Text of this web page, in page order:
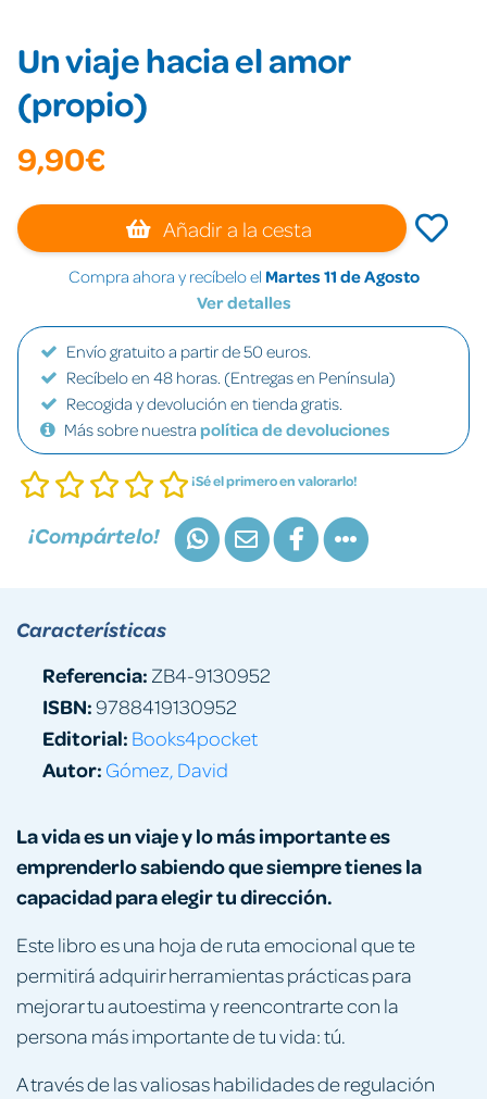
Un viaje hacia el amor
(propio)
9,90€
Añadir a la cesta
Compra ahora y recíbelo el Martes 11 de Agosto
Ver detalles
Envío gratuito a partir de 50 euros.
Recíbelo en 48 horas. (Entregas en Península)
Recogida y devolución en tienda gratis.
Más sobre nuestra política de devoluciones
¡Sé el primero en valorarlo!
¡Compártelo!
La vida es un viaje y lo más importante es
emprenderlo sabiendo que siempre tienes la
capacidad para elegir tu dirección.
Este libro es una hoja de ruta emocional que te
permitirá adquirir herramientas prácticas para
mejorar tu autoestima y reencontrarte con la
persona más importante de tu vida: tú.
A través de las valiosas habilidades de regulación
Características
Referencia: ZB4-9130952
ISBN:9788419130952
Editorial: Books4pocket
Autor: Gómez, David